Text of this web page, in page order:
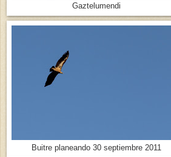
Gaztelumendi
Buitre planeando 30 septiembre 2011